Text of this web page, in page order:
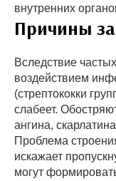
внутренних
Причины
Вследствие
воздействием
(стрептококки
слабеет.
ангина,
Проблема
искажает
могут